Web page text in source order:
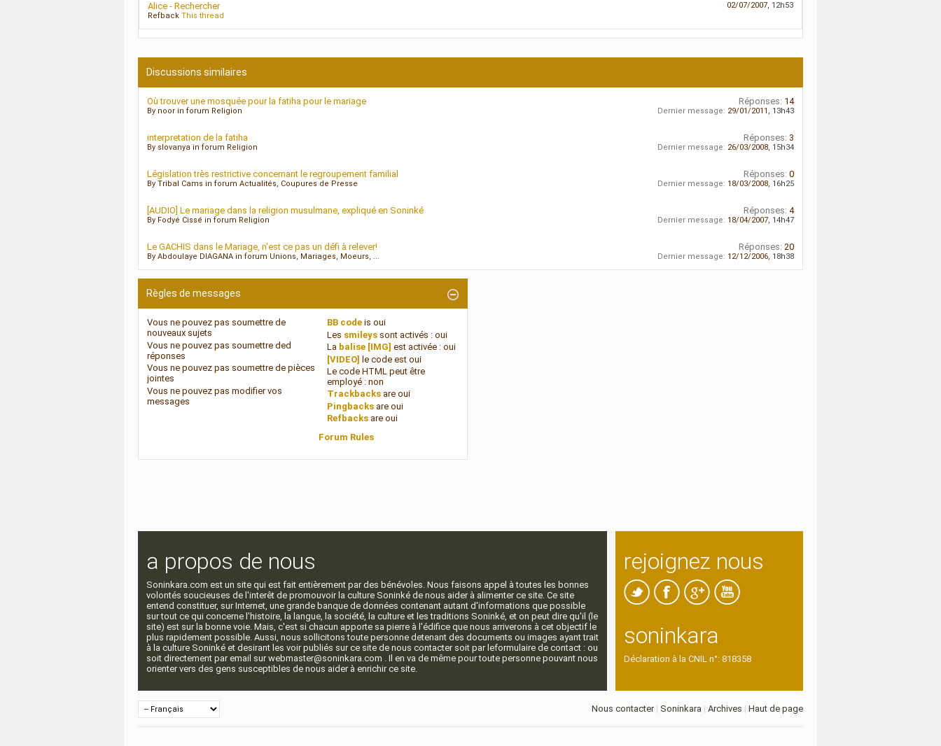
Alice - Rechercher
Refback This thread
02/07/2007, 12h53
Discussions similaires
Où trouver une mosquée pour la fatiha pour le mariage
By noor in forum Religion
Réponses: 14
Dernier message: 29/01/2011, 13h43
interpretation de la fatiha
By slovanya in forum Religion
Réponses: 3
Dernier message: 26/03/2008, 15h34
Législation très restrictive concernant le regroupement familial
By Tribal Cams in forum Actualités, Coupures de Presse
Réponses: 0
Dernier message: 18/03/2008, 16h25
[AUDIO] Le mariage dans la religion musulmane, expliqué en Soninké
By Fodyé Cissé in forum Religion
Réponses: 4
Dernier message: 18/04/2007, 14h47
Le GACHIS dans le Mariage, n'est ce pas un défi à relever!
By Abdoulaye DIAGANA in forum Unions, Mariages, Moeurs, ...
Réponses: 20
Dernier message: 12/12/2006, 18h38
Règles de messages
Vous ne pouvez pas soumettre de
nouveaux sujets
Vous ne pouvez pas soumettre ded
réponses
Vous ne pouvez pas soumettre de pièces
jointes
Vous ne pouvez pas modifier vos
messages
BB codeis oui
Les smileyssont activés : oui
La balise [IMG] est activée : oui
[VIDEO] le code est oui
Le code HTML peut être
employé : non
Trackbacksare oui
Pingbacksare oui
Refbacksare oui
Forum Rules
a propos de nous
Soninkara.com est un site qui est fait entièrement par des bénévoles. Nous faisons appel à toutes les bonnes
volontés soucieuses de l'interêt de promouvoir la culture Soninké de nous aider à alimenter ce site. Ce site
entend constituer, sur Internet, une grande banque de données contenant autant d'informations que possible
sur tout ce qui concerne l'histoire, la langue, la société, la culture et les traditions Soninké, et on peut dire qu'il (le
site) est sur la bonne voie. Mais, c'est si chacun apporte sa pierre à l'édifice que nous arriverons à cet objectif le
plus rapidement possible. Aussi, nous sollicitons toute personne detenant des documents ou images ayant trait
à la culture Soninké et desirant les voir publiés sur ce site de nous contacter soit par leformulaire de contact : ou
soit directement par email sur webmaster@soninkara.com . Il en va de même pour toute personne pouvant nous
orienter vers des gens susceptibles de nous aider à enrichir ce site.
rejoignez nous
soninkara
Déclaration à la CNIL n°: 818358
Nous contacter| Soninkara | Archives | Haut de page